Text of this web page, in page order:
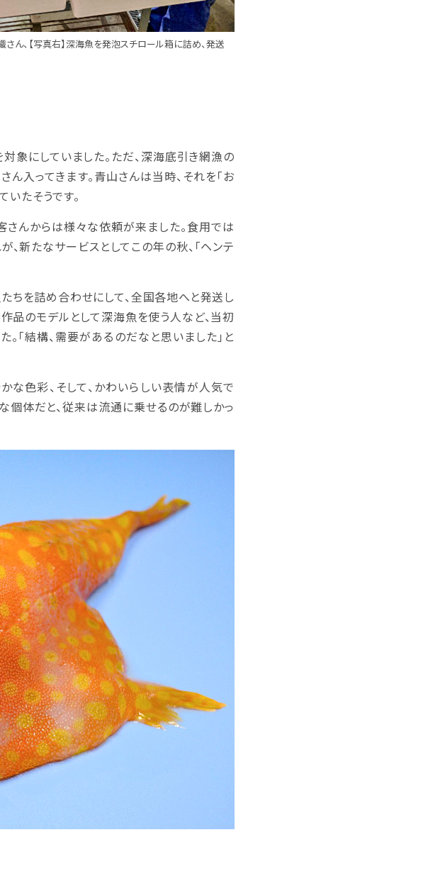
ん、【写真右】深海魚を発泡スチロール箱に詰め、発送
象にしていました。ただ、深海底引き網漁の
入ってきます。青山さんは当時、それを「お
いたそうです。
客さんからは様々な依頼が来ました。食用では
新たなサービスとしてこの年の秋、「ヘンテ
を詰め合わせにして、全国各地へと発送し
品のモデルとして深海魚を使う人など、当初
「結構、需要があるのだなと思いました」と
な色彩、そして、かわいらしい表情が人気で
個体だと、従来は流通に乗せるのが難しかっ